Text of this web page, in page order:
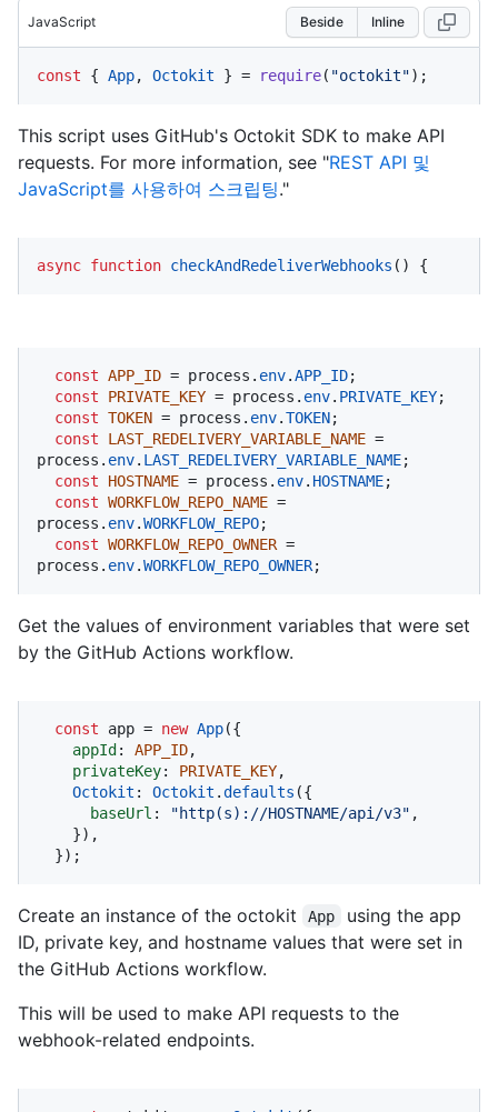
JavaScript Beside Inline
const { App, Octokit } = require( "octokit");
This script uses GitHub's Octokit SDK to make API
requests. For more information, see "REST API 및
JavaScript를 사용하여 스크립팅."
async function checkAndRedeliverWebhooks ( ) {
const APP_ID = process. env.APP_ID;
const
PRIVATE_KEY = process. env. PRIVATE_KEY;
const TOKEN = process. env.TOKEN;
const
LAST_REDELIVERY_VARIABLE_NAME =
process. env. LAST_REDELIVERY_VARIABLE_NAME;
const
HOSTNAME = process. env. HOSTNAME;
const WORKFLOW_REPO_NAME =
process. env.WORKFLOW_REPO;
const WORKFLOW_REPO_OWNER =
process. env.WORKFLOW_REPO_OWNER;
Get the values of environment variables that were set
by the GitHub Actions workflow.
const app = new App({
appId : APP_ID,
privateKey: PRIVATE_KEY,
Octokit : Octokit .defaults ({
baseUrl : "http(s)://HOSTNAME/api/v3" ,
  });
Create an instance of the octokit App
using the app
ID, private key, and hostname values that were set in
the GitHub Actions workflow.
This will be used to make API requests to the
webhook-related endpoints.